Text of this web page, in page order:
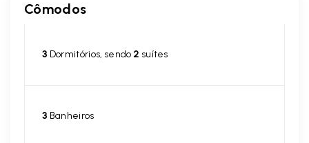
Cômodos
3 Dormitórios, sendo 2 suítes
3 Banheiros